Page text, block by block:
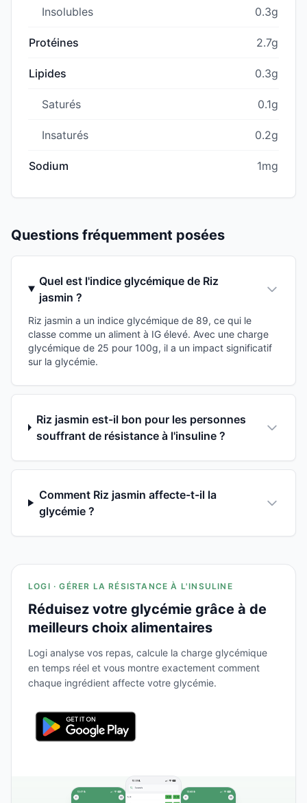
Insolubles 0.3g
Protéines 2.7g
Lipides 0.3g
Saturés 0.1g
Insaturés 0.2g
Sodium 1mg
Questions fréquemment posées
Quel est l'indice glycémique de Riz
jasmin ?
Riz jasmin a un indice glycémique de 89, ce qui le
classe comme un aliment à IG élevé. Avec une charge
glycémique de 25 pour 100g, il a un impact significatif
sur la glycémie.
Riz jasmin est-il bon pour les personnes
souffrant de résistance à l'insuline ?
Comment Riz jasmin affecte-t-il la
glycémie ?
LOGI · GÉRER LA RÉSISTANCE À L'INSULINE
Réduisez votre glycémie grâce à de
meilleurs choix alimentaires
Logi analyse vos repas, calcule la charge glycémique
en temps réel et vous montre exactement comment
chaque ingrédient affecte votre glycémie.